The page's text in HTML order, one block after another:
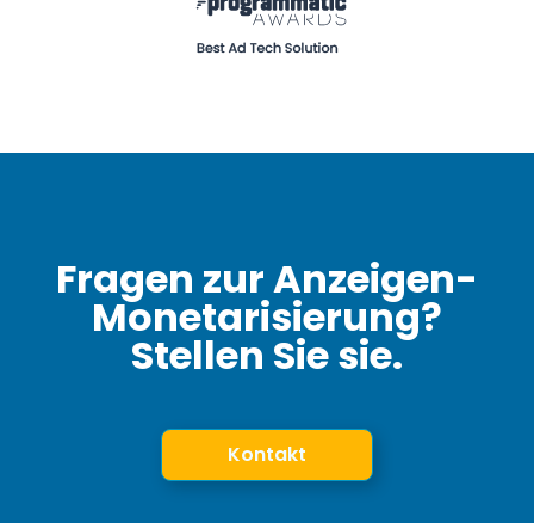
Fragen zur Anzeigen-
Monetarisierung?
Stellen Sie sie.
Kontakt